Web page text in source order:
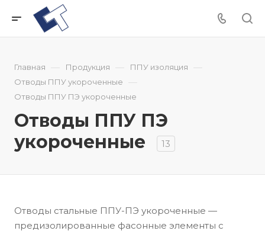
Главная — Продукция — ППУ изоляция —
Отводы ППУ укороченные —
Отводы ППУ ПЭ укороченные
Отводы ППУ ПЭ
укороченные
13
Отводы стальные ППУ-ПЭ укороченные —
предизолированные фасонные элементы с